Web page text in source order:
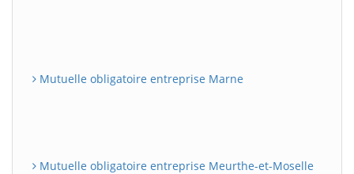
Mutuelle obligatoire entreprise Marne
Mutuelle obligatoire entreprise Meurthe-et-Moselle